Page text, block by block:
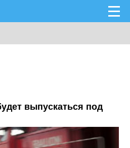
выпускаться под